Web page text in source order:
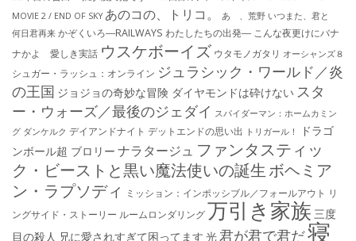
MOVIE 2 / END OF SKY あのコの、トリコ。 あゝ、荒野 いつまた、君と
何日君再来 かぞくいろ―RAILWAYS わたしたちの出発― こんな夜更けにバナ
ナかよ 愛しき実話 ウスケボーイズ ウタモノガタリ オーシャンズ８
シュガー・ラッシュ：オ​ンライン ジュラシック・ワールド／炎
の王国 ジョジョの奇妙な冒険 ダイヤモンドは砕けない スタ
ー・ウォーズ／最後のジェダイ スパイダーマン：ホームカミン
グ ダンケルク デイアンドナイト デットエンドの思い出 トリガール！
ドラゴ
ンボール超 ブロリー ナラタージュ ファンタスティッ
ク・ビーストと黒い魔法使いの誕生 ボヘミア
ン・ラプソディ ミッション：インポッシブル／フォールアウト リ
ングサイド・ストーリー ルームロンダリング万引き家族 三度
目の殺人 兄に愛されすぎて困ってます 光君が君で君だ寝